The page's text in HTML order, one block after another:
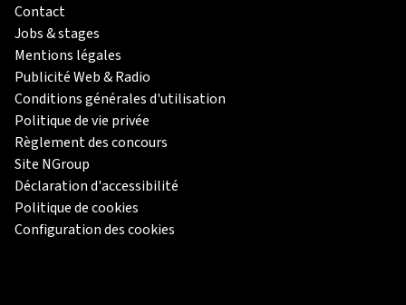
Contact
Jobs & stages
Mentions légales
Publicité Web & Radio
Conditions générales d'utilisation
Politique de vie privée
Règlement des concours
Site NGroup
Déclaration d'accessibilité
Politique de cookies
Configuration des cookies